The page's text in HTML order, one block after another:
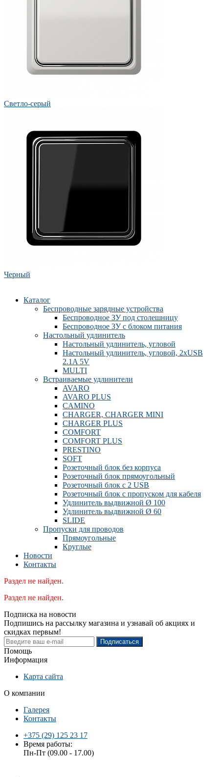
Светло-серый
Черный
Каталог
Беспроводные зарядные устройства
Беспроводное ЗУ под столешницу
Беспроводное ЗУ с блоком питания
Настольный удлинитель
Настольный удлинитель, угловой
Настольный удлинитель, угловой, 2xUSB
2.1A 5V
MULTI
Встраиваемые удлинители
AVARO
AVARO PLUS
CAMINO
CHARGER, CHARGER MINI
CHARGER PLUS
COMFORT
COMFORT PLUS
PRESTINO
SOFT
Розеточный блок без корпуса
Розеточный блок прямоугольный
Розеточный блок с 2 USB
Розеточный блок с пропуском для кабеля
Удлинитель выдвижной Ø 100
Удлинитель выдвижной Ø 60
SLIDE
Пропуски для проводов
Прямоугольные
Круглые
Новости
Контакты
Раздел не найден.
Раздел не найден.
Подписка на новости
Подпишись на рассылку магазина и узнавай об акциях и
скидках первым!
Подписаться
Помощь
Информация
Карта сайта
О компании
Галерея
Контакты
+375 (29) 125 23 17
Время работы:
Пн-Пт (09.00 - 17.00)